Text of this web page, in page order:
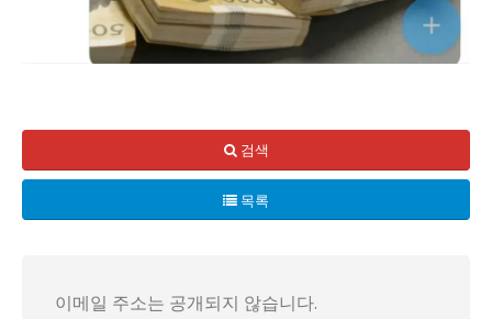
첫 번째 시나리오는 은행 예금에 10억 원을 예치하고 매월
두 번째 시나리오는 동일한 월 인출 금액이지만, 자산의 운
두 시나리오를 비교했을 때 주목할 만한 점은 최종 잔고의
검색
목록
이메일 주소는 공개되지 않습니다.